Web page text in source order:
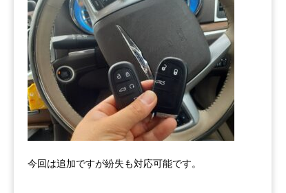
今回は追加ですが紛失も対応可能です。